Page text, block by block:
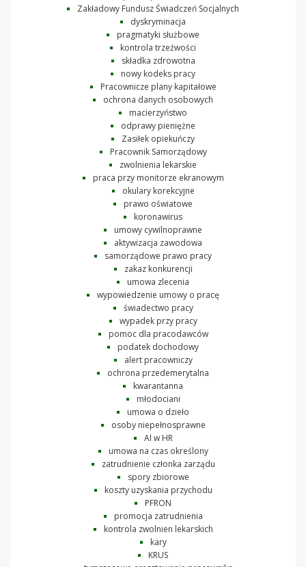
Zakładowy Fundusz Świadczeń Socjalnych
dyskryminacja
pragmatyki służbowe
kontrola trzeźwości
składka zdrowotna
nowy kodeks pracy
Pracownicze plany kapitałowe
ochrona danych osobowych
macierzyństwo
odprawy pieniężne
Zasiłek opiekuńczy
Pracownik Samorządowy
zwolnienia lekarskie
praca przy monitorze ekranowym
okulary korekcyjne
prawo oświatowe
koronawirus
umowy cywilnoprawne
aktywizacja zawodowa
samorządowe prawo pracy
zakaz konkurencji
umowa zlecenia
wypowiedzenie umowy o pracę
świadectwo pracy
wypadek przy pracy
pomoc dla pracodawców
podatek dochodowy
alert pracowniczy
ochrona przedemerytalna
kwarantanna
młodociani
umowa o dzieło
osoby niepełnosprawne
AI w HR
umowa na czas określony
zatrudnienie członka zarządu
spory zbiorowe
koszty uzyskania przychodu
PFRON
promocja zatrudnienia
kontrola zwolnien lekarskich
kary
KRUS